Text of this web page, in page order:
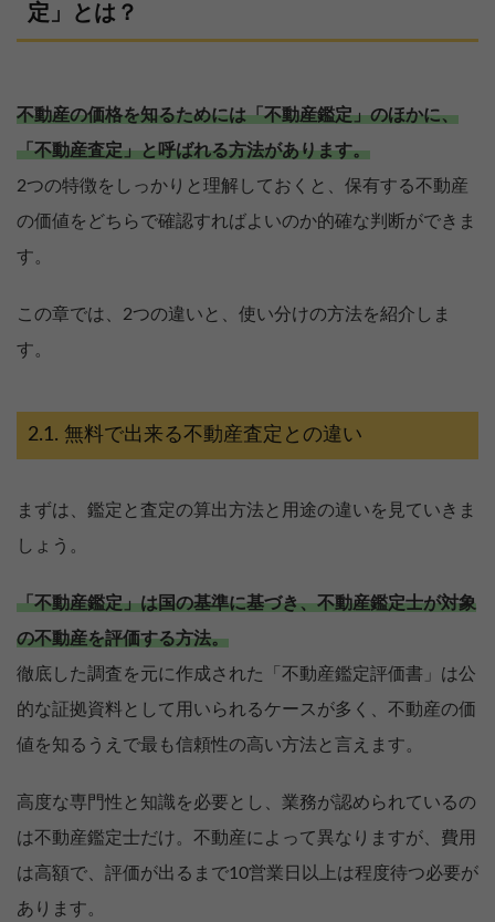
定」とは？
不動産の価格を知るためには「不動産鑑定」のほかに、
「不動産査定」と呼ばれる方法があります。
2つの特徴をしっかりと理解しておくと、保有する不動産
の価値をどちらで確認すればよいのか的確な判断ができま
す。
この章では、2つの違いと、使い分けの方法を紹介しま
す。
無料で出来る不動産査定との違い
まずは、鑑定と査定の算出方法と用途の違いを見ていきま
しょう。
「不動産鑑定」は国の基準に基づき、不動産鑑定士が対象
の不動産を評価する方法。
徹底した調査を元に作成された「不動産鑑定評価書」は公
的な証拠資料として用いられるケースが多く、不動産の価
値を知るうえで最も信頼性の高い方法と言えます。
高度な専門性と知識を必要とし、業務が認められているの
は不動産鑑定士だけ。不動産によって異なりますが、費用
は高額で、評価が出るまで10営業日以上は程度待つ必要が
あります。